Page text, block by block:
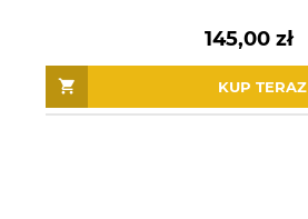
145,00 zł
KUP TERAZ